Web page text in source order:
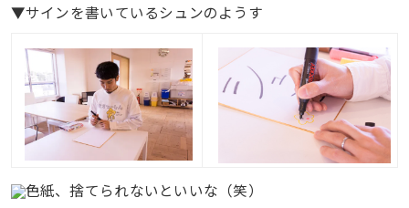
▼サインを書いているシュンのようす
色紙、捨てられないといいな（笑）